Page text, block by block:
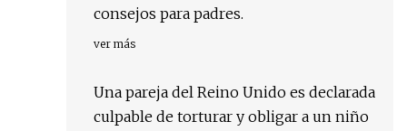
consejos para padres.
ver más
Una pareja del Reino Unido es declarada
culpable de torturar y obligar a un niño